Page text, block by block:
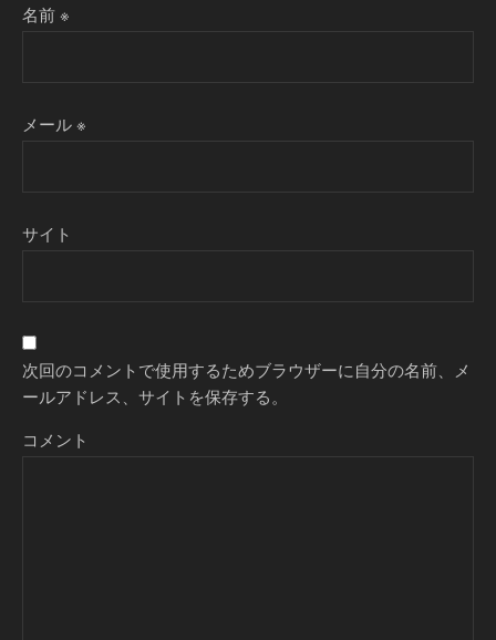
名前※
メール※
サイト
次回のコメントで使用するためブラウザーに自分の名前、メ
ールアドレス、サイトを保存する。
コメント